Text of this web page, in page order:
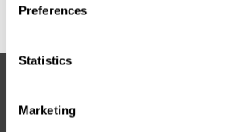
Preferences
Statistics
Marketing
E4378, HO122R, HO419NLF0R,
Підписка на новини